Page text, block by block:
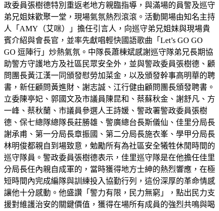
政委員張樹德特別重返老地方親臨指導，與滿場的員警及巡守
弟兄姐妹歡聚一堂，現場氣氛熱烈滾滾。活動開場由知名主持
人「AMY（艾咪）」擔任引言人，向巡守弟兄姐妹與現場貴
賓介紹與會長官，並率先獻唱輕快國語歌曲「Let’s GO GO
GO 逗陣行」炒熱氣氛。中隊長蕭棟斌感謝巡守隊弟兄長期協
助警方守護地方及社區民眾安全外，並與警政委員張樹德、顧
問團長黃江漢一同頒發慰勞加菜金，以及頒發幹事高明華的聘
書，新任顧問黃進財、謝志誠、江行健由顧問團長頒發聘書。
立委陳亭妃、郭國文及市議員陳昆和、蔡蘇秋金、謝舒凡、方
一峰、蔡秋蘭、市議員參選人王詩媛、警政署警政委員張樹
德、保七總隊總隊長莊勝雄、警廣總台長斯儀仙、佳里分局長
謝承甫、第一分局長章振國、第二分局長施衣峯、學甲分局長
林明俊都親自到場致意，勉勵所有為社區安全犧牲休閒時間的
巡守隊員。警政委員張樹德表示，佳里巡守隊是在他擔任佳里
分局長任內親自成軍的，當時獲得地方士紳的熱烈響應，在極
短時間內完成編隊與訓練投入協勤行列，這份深厚的革命情感
讓他十分感動。他盛讚「警力有限，民力無窮」，點出民力支
援對維護治安的關鍵價值，獲得在場所有成員的強烈共鳴與喝